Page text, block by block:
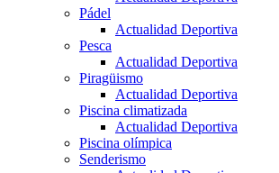
Pádel
Actualidad Deportiva
Pesca
Actualidad Deportiva
Piragüismo
Actualidad Deportiva
Piscina climatizada
Actualidad Deportiva
Piscina olímpica
Senderismo